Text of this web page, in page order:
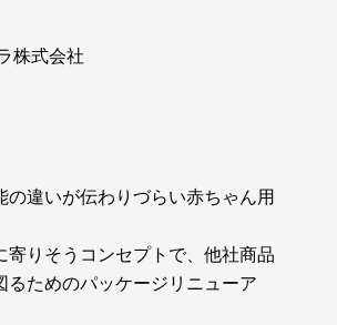
株式会社
の違いが伝わりづらい赤ちゃん用
寄りそうコンセプトで、他社商品
るためのパッケージリニューア